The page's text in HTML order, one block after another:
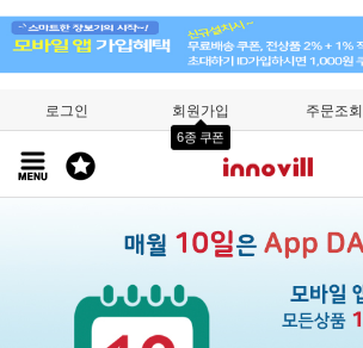
로그인 회원가입
6종 쿠폰
주문조회